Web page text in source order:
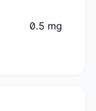
0.5 mg